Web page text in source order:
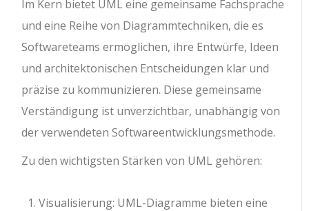
Im Kern bietet UML eine gemeinsame Fachsprache
und eine Reihe von Diagrammtechniken, die es
Softwareteams ermöglichen, ihre Entwürfe, Ideen
und architektonischen Entscheidungen klar und
präzise zu kommunizieren. Diese gemeinsame
Verständigung ist unverzichtbar, unabhängig von
der verwendeten Softwareentwicklungsmethode.
Zu den wichtigsten Stärken von UML gehören:
Visualisierung: UML-Diagramme bieten eine